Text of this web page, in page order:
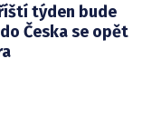
týden bude
Česka se opět